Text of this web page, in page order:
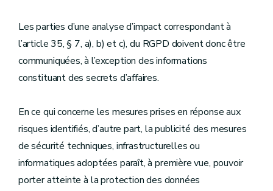
Les parties d’une analyse d’impact correspondant à
l’article 35, § 7, a), b) et c), du RGPD doivent donc être
communiquées, à l’exception des informations
constituant des secrets d’affaires.
En ce qui concerne les mesures prises en réponse aux
risques identifiés, d’autre part, la publicité des mesures
de sécurité techniques, infrastructurelles ou
informatiques adoptées paraît, à première vue, pouvoir
porter atteinte à la protection des données